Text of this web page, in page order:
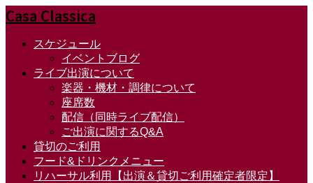
Casa Classica
スケジュール
イベントブログ
ライブ出演について
楽器・機材・調律について
座席数
配信（同時ライブ配信）
ご出演に関するQ&A
貸切のご利用
フード&ドリンクメニュー
リハーサル利用【出演＆貸切ご利用確定者限定】